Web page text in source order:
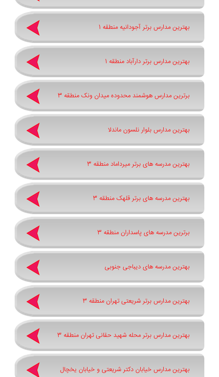
بهترین مدارس برتر آجودانیه منطقه 1
بهترین مدارس برتر دارآباد منطقه 1
برترین مدارس هوشمند محدوده میدان ونک منطقه 3
بهترین مدارس بلوار نلسون ماندلا
بهترین مدرسه های برتر میرداماد منطقه 3
بهترین مدرسه های برتر قلهک منطقه 3
برترین مدرسه های پاسداران منطقه 3
بهترین مدرسه های دیباجی جنوبی
بهترین مدارس برتر شریعتی تهران منطقه 3
بهترین مدارس برتر محله شهید حقانی تهران منطقه 3
بهترین مدارس خیابان دکتر شریعتی و خیابان یخچال